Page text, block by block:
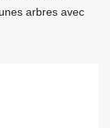
arbres avec